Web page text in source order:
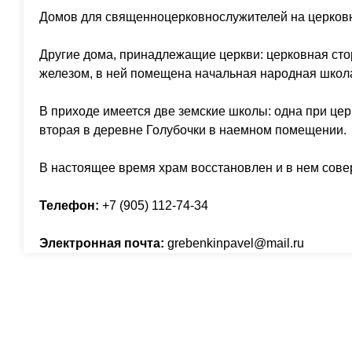
Домов для священноцерковнослужителей на
Другие дома, принадлежащие церкви: церковная
железом, в ней помещена начальная народная
В приходе имеется две земские школы: одна при
вторая в деревне Голубочки в наемном помещении.
В настоящее время храм восстановлен и в нем
Телефон: +7 (905) 112-74-34
Электронная почта: grebenkinpavel@mail.ru